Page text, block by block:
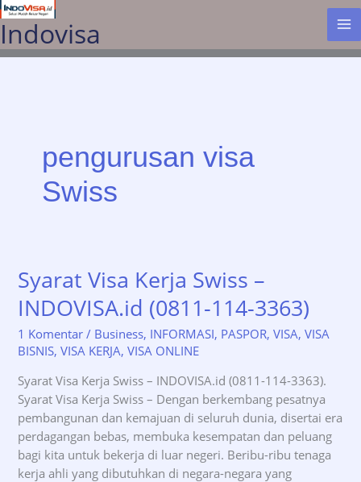
Lewati
ke
konten
Indovisa
pengurusan visa
Swiss
Syarat Visa Kerja Swiss –
INDOVISA.id (0811-114-3363)
1 Komentar / Business, INFORMASI, PASPOR,VISA,VISA
BISNIS,VISA KERJA,VISA ONLINE
Syarat Visa Kerja Swiss – INDOVISA.id (0811-114-3363).
Syarat Visa Kerja Swiss – Dengan berkembang pesatnya
pembangunan dan kemajuan di seluruh dunia, disertai era
perdagangan bebas, membuka kesempatan dan peluang
bagi kita untuk bekerja di luar negeri. Beribu-ribu tenaga
kerja ahli yang dibutuhkan di negara-negara yang